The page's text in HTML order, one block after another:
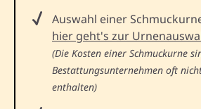
Auswahl einer
hier geht's zur
(Die Kosten einer Schmuckurne
Bestattungsunternehmen oft
enthalten)